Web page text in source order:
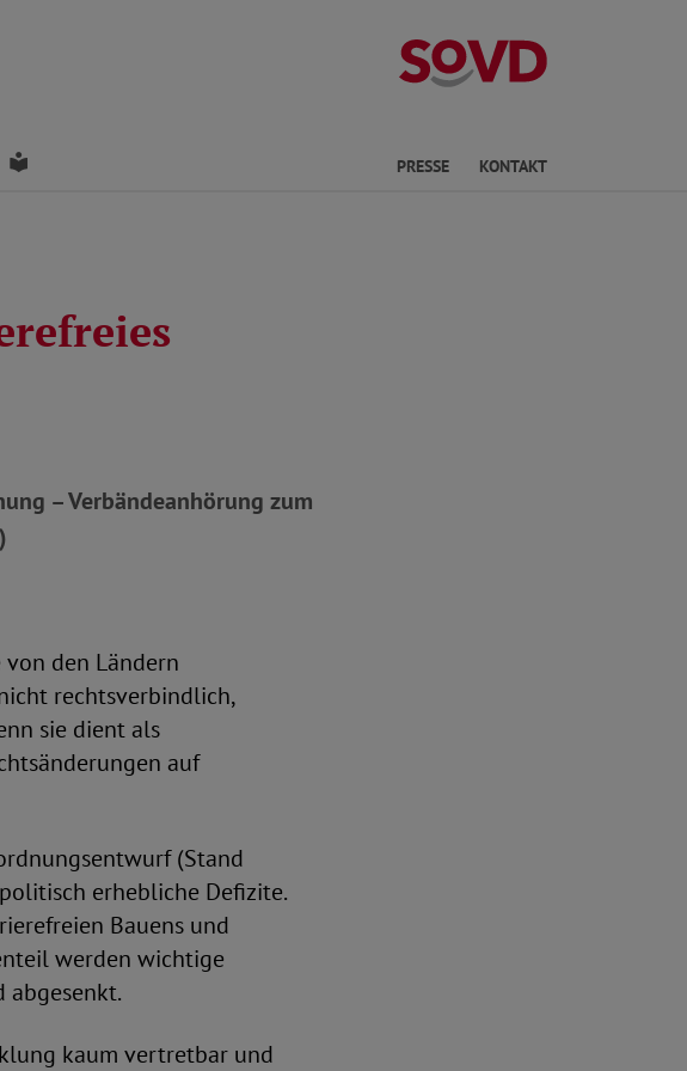
Kreisverband
Leichte Sprache PRESSE KONTAKT
– Verbändeanhörung zum
den Ländern
rechtsverbindlich,
sie dient als
auf
(Stand
erhebliche Defizite.
Bauens und
werden wichtige
abgesenkt.
kaum vertretbar und